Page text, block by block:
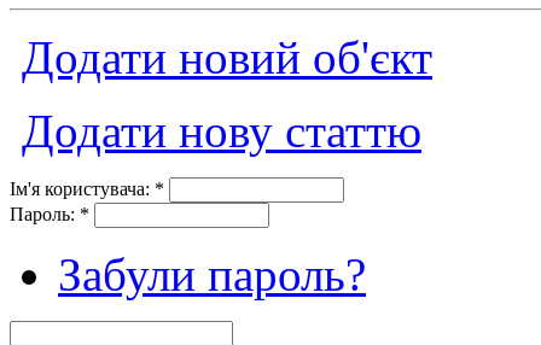
Додати новий об'єкт
Додати нову статтю
Ім'я користувача: *
Пароль: *
Забули пароль?